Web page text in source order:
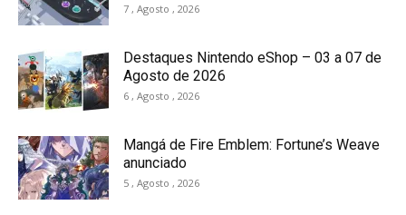
7 , Agosto , 2026
Destaques Nintendo eShop – 03 a 07 de
Agosto de 2026
6 , Agosto , 2026
Mangá de Fire Emblem: Fortune’s Weave
anunciado
5 , Agosto , 2026